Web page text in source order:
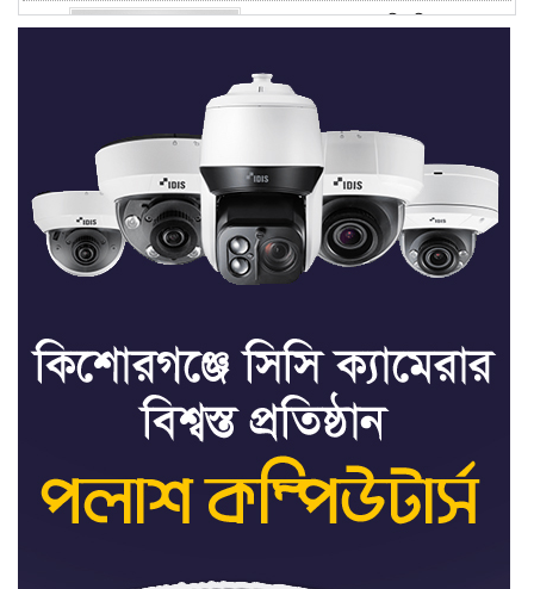
৪ মন্ত্রণালয়ে নতুন সচিব নিয়োগ, ২
শেখ হাসিনার সঙ্গে পালানোর ফ্লাইট
কীভাবে মিস করেছিলেন সালমান এফ
রহমান
৭
ভাত রান্নার সময় নরম হয়ে গেলে কী
করবেন
৮
মৃত্যুদণ্ড বাদ না দেওয়ায়
প্রত্যক্ষদর্শীদের তথ্য দেয়নি জাতিসংঘ:
ট্রাইব্যুনালকে প্রসিকিউটর
৯
তাড়াইলে রাউতি মানবসেবা ফাউন্ডেশনের
আয়োজনে কাফন-দাফন বিষয়ক বিশেষ
প্রশিক্ষণ কর্মশালা